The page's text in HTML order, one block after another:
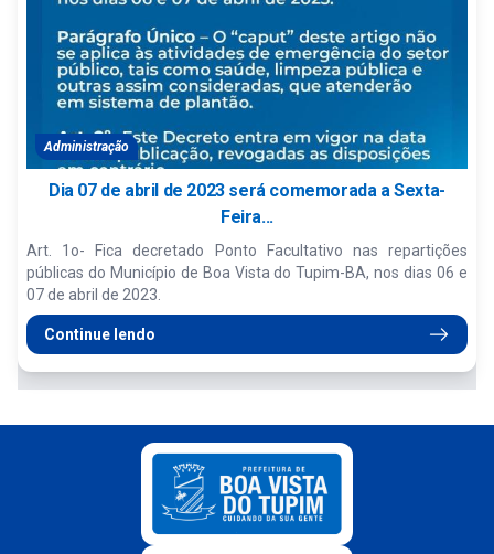
Administração
Dia 07 de abril de 2023 será comemorada a Sexta-
Feira...
Art. 1o- Fica decretado Ponto Facultativo nas repartições
públicas do Município de Boa Vista do Tupim-BA, nos dias 06 e
07 de abril de 2023.
Continue lendo